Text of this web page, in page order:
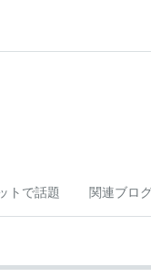
トで話題 関連ブロ